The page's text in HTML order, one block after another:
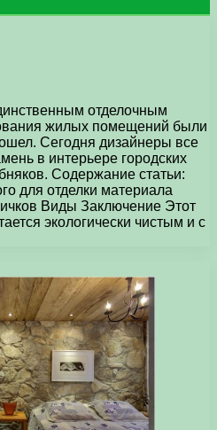
отделочным
жилых помещений были
Сегодня дизайнеры все
в интерьере городских
Содержание статьи:
для отделки материала
Виды Заключение Этот
экологически чистым и с